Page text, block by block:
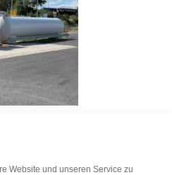
Website und unseren Service zu